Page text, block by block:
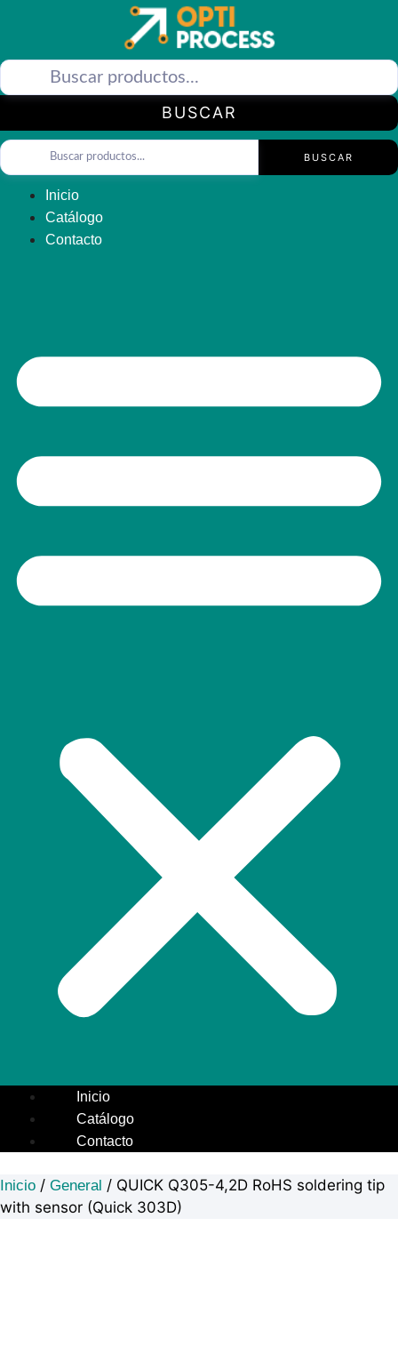
BUSCAR
BUSCAR
Inicio
Catálogo
Contacto
Inicio
Catálogo
Contacto
Inicio / General / QUICK Q305-4,2D RoHS soldering tip
with sensor (Quick 303D)